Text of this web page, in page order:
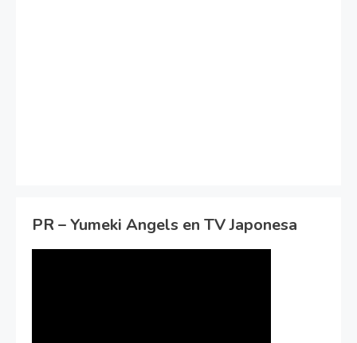
PR – Yumeki Angels en TV Japonesa